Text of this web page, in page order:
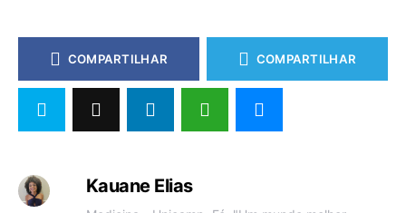
COMPARTILHAR COMPARTILHAR
Kauane Elias